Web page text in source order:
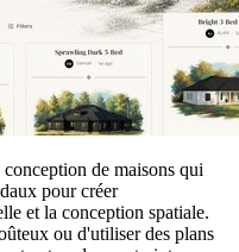
de maisons qui
pour créer
et la conception spatiale.
ou d'utiliser des plans